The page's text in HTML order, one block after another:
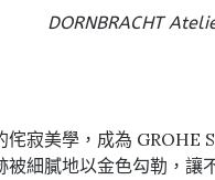
DORNBRACHT
寂美學，成為
細膩地以金色勾勒，